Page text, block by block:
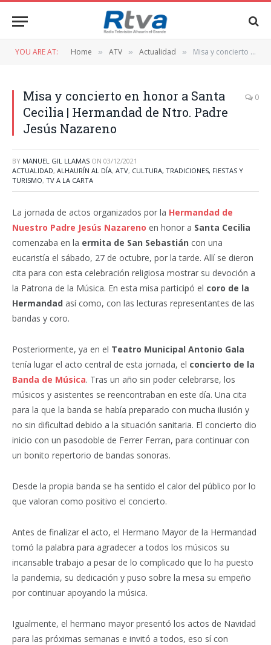
YOU ARE AT: Home » ATV » Actualidad » Misa y concierto en honor a Santa Cecilia | Hermandad de Ntro. Padre Jesús Nazareno
Misa y concierto en honor a Santa
Cecilia | Hermandad de Ntro. Padre
Jesús Nazareno
0
BY MANUEL GIL LLAMAS ON 03/12/2021
ACTUALIDAD, ALHAURÍN AL DÍA, ATV, CULTURA, TRADICIONES, FIESTAS Y
TURISMO, TV A LA CARTA
La jornada de actos organizados por la Hermandad de
Nuestro Padre Jesús Nazareno en honor a Santa Cecilia
comenzaba en la ermita de San Sebastián con una
eucaristía el sábado, 27 de octubre, por la tarde. Allí se dieron
cita para con esta celebración religiosa mostrar su devoción a
la Patrona de la Música. En esta misa participó el coro de la
Hermandad así como, con las lecturas representantes de las
bandas y coro.
Posteriormente, ya en el Teatro Municipal Antonio Gala
tenía lugar el acto central de esta jornada, el concierto de la
Banda de Música. Tras un año sin poder celebrarse, los
músicos y asistentes se reencontraban en este día. Una cita
para la que la banda se había preparado con mucha ilusión y
no sin dificultad debido a la situación sanitaria. El concierto dio
inicio con un pasodoble de Ferrer Ferran, para continuar con
un bonito repertorio de bandas sonoras.
Desde la propia banda se ha sentido el calor del público por lo
que valoran como positivo el concierto.
Antes de finalizar el acto, el Hermano Mayor de la Hermandad
tomó la palabra para agradecer a todos los músicos su
incansable trabajo a pesar de lo complicado que lo ha puesto
la pandemia, su dedicación y puso sobre la mesa su empeño
por continuar apoyando la música.
Igualmente, el hermano mayor presentó los actos de Navidad
para las próximas semanas e invitó a todos, eso sí con